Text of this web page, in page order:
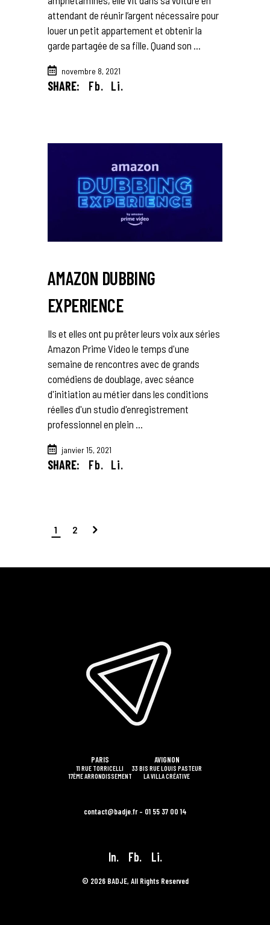
attendant de réunir l’argent nécessaire pour
louer un petit appartement et obtenir la
garde partagée de sa fille. Quand son
novembre 8, 2021
SHARE: Fb. Li.
AMAZON DUBBING
EXPERIENCE
Ils et elles ont pu prêter leurs voix aux séries
Amazon Prime Video le temps d'une
semaine de rencontres avec de grands
comédiens de doublage, avec séance
d'initiation au métier dans les conditions
réelles d'un studio d'enregistrement
professionnel en plein
janvier 15, 2021
SHARE: Fb. Li.
1 2
PARIS
11 RUE TORRICELLI
17ÈME ARRONDISSEMENT
AVIGNON
33 BIS RUE LOUIS PASTEUR
LA VILLA CRÉATIVE
contact@badje.fr – 01 55 37 00 14
In. Fb. Li.
© 2026 BADJE, All Rights Reserved